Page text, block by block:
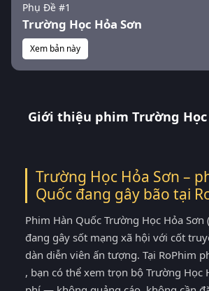
Phụ Đề #1
Trường Học Hỏa Sơn
Xem bản này
Giới thiệu phim Trường Học
Trường Học Hỏa Sơn –
Quốc đang gây bão tại
Phim Hàn Quốc Trường Học Hỏa Sơn
đang gây sốt mạng xã hội với cốt
dàn diễn viên ấn tượng. Tại RoPhim
, bạn có thể xem trọn bộ Trường Học